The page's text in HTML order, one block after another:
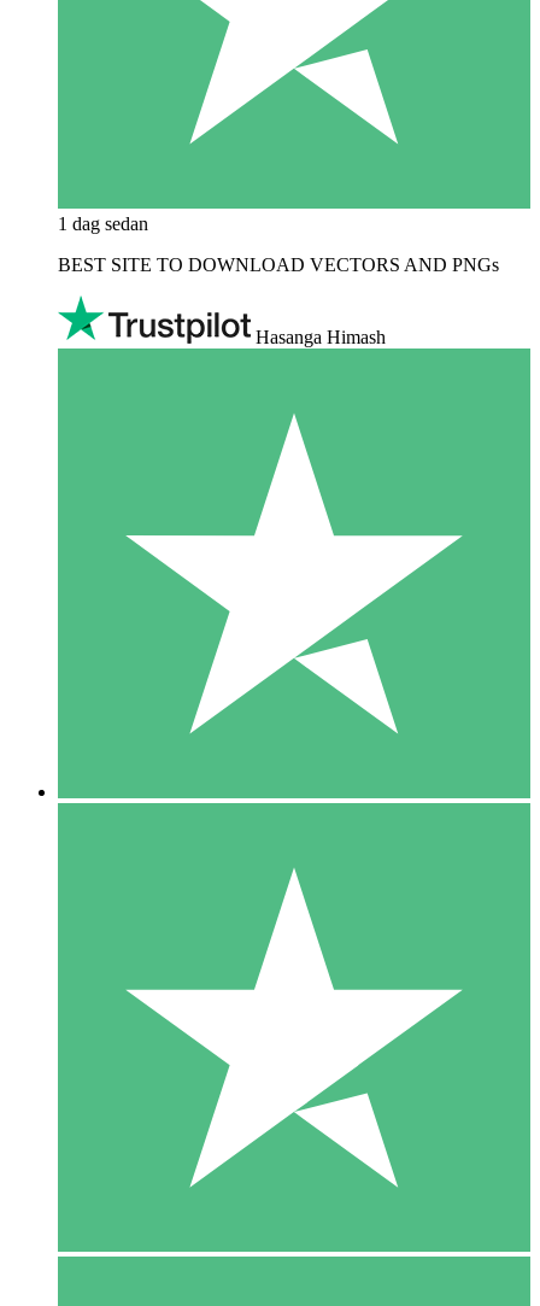
1 dag sedan
BEST SITE TO DOWNLOAD VECTORS AND PNGs
Hasanga Himash